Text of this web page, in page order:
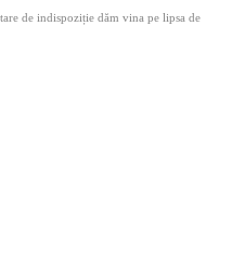
de indispoziție dăm vina pe lipsa de